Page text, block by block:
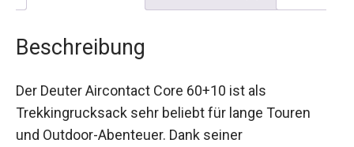
Beschreibung
Der Deuter Aircontact Core 60+10 ist als
Trekkingrucksack sehr beliebt für lange Touren
und Outdoor-Abenteuer. Dank seiner